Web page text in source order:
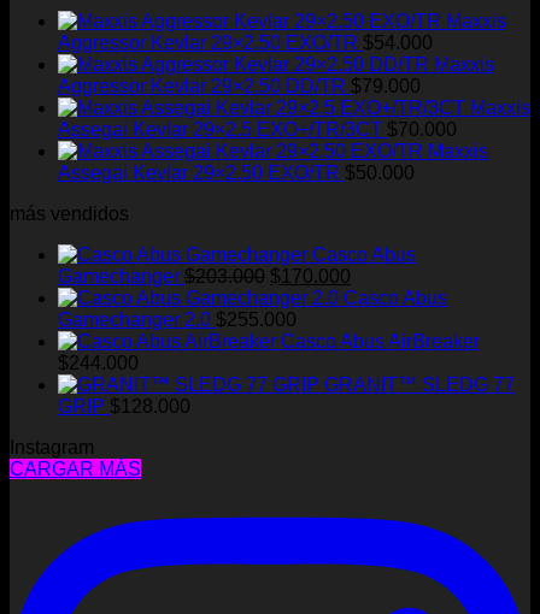
Maxxis
Aggressor Kevlar 29×2.50 EXO/TR $54.000
Maxxis
Aggressor Kevlar 29×2.50 DD/TR $79.000
Maxxis
Assegai Kevlar 29×2.5 EXO+/TR/3CT $70.000
Maxxis
Assegai Kevlar 29×2.50 EXO/TR $50.000
más vendidos
Casco Abus
Gamechanger $203.000 El
precio
original
era:
$170.000
precio
es:
Casco Abus
Gamechanger 2.0 $255.000
Casco Abus AirBreaker
$244.000
GRANIT™ SLEDG 77
GRIP $128.000
Instagram
CARGAR MÁS